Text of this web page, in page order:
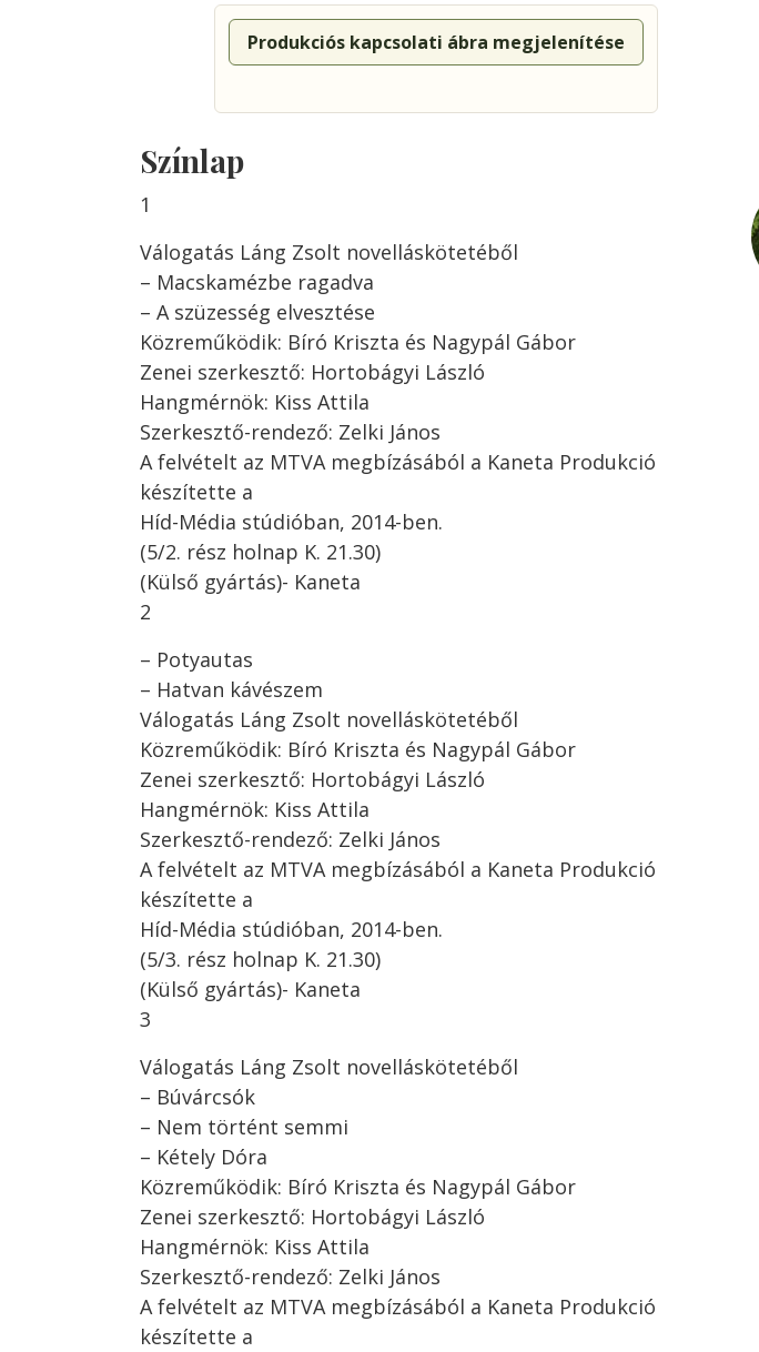
Produkciós kapcsolati ábra megjelenítése
Színlap
1
Válogatás Láng Zsolt novelláskötetéből
– Macskamézbe ragadva
– A szüzesség elvesztése
Közreműködik: Bíró Kriszta és Nagypál Gábor
Zenei szerkesztő: Hortobágyi László
Hangmérnök: Kiss Attila
Szerkesztő-rendező: Zelki János
A felvételt az MTVA megbízásából a Kaneta Produkció
készítette a
Híd-Média stúdióban, 2014-ben.
(5/2. rész holnap K. 21.30)
(Külső gyártás)- Kaneta
2
– Potyautas
– Hatvan kávészem
Válogatás Láng Zsolt novelláskötetéből
Közreműködik: Bíró Kriszta és Nagypál Gábor
Zenei szerkesztő: Hortobágyi László
Hangmérnök: Kiss Attila
Szerkesztő-rendező: Zelki János
A felvételt az MTVA megbízásából a Kaneta Produkció
készítette a
Híd-Média stúdióban, 2014-ben.
(5/3. rész holnap K. 21.30)
(Külső gyártás)- Kaneta
3
Válogatás Láng Zsolt novelláskötetéből
– Búvárcsók
– Nem történt semmi
– Kétely Dóra
Közreműködik: Bíró Kriszta és Nagypál Gábor
Zenei szerkesztő: Hortobágyi László
Hangmérnök: Kiss Attila
Szerkesztő-rendező: Zelki János
A felvételt az MTVA megbízásából a Kaneta Produkció
készítette a